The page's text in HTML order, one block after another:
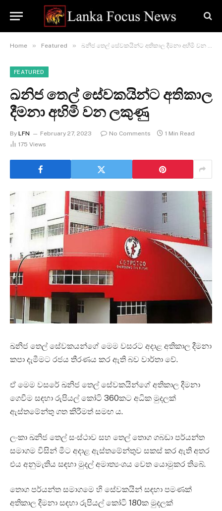
Home » Featured » ඛනිජ තෙල් සේවකයින්ට අතිකාල දීමනා අහිමි වන ලකුණු
FEATURED
ඛනිජ තෙල් සේවකයින්ට අතිකාල
දීමනා අහිමි වන ලකුණු
By LFN February 27, 2023 No Comments
1 Min Read
175 Views
ඛනිජ තෙල් සේවකයන්ගේ මෙම වසරට අදාළ අතිකාල දීමනා
කපා දැමීමට රජය තීරණය කර ඇති බව වාර්තා වේ.
ඒ මෙම වසරේ ඛනිජ තෙල් සේවකයින්ගේ අතිකාල දීමනා
ගෙවීම සඳහා රුපියල් කෝටි 360කට අධික මුදලක්
ඇස්තමේන්තු ගත කිරීමත් සමඟ ය.
ලංකා ඛනිජ තෙල් සංස්ථාව සහ තෙල් තොග ගබඩා පර්යන්ත
සමාගම විසින් මීට අදාළ ඇස්තමේන්තුව සකස් කර ඇති අතර
එය අනුමැතිය සඳහා මුදල් අමාත්‍යංශය වෙත යොමුකර තිබේ.
තොග පර්යන්ත සමාගමෙ හි සේවකයින් සඳහා පමණක්
අතිකාල දීමනා සඳහා රුපියල් කෝටි 180ක මුදලක්